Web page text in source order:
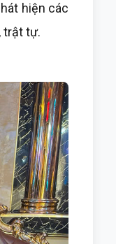
hiện các
trật tự.